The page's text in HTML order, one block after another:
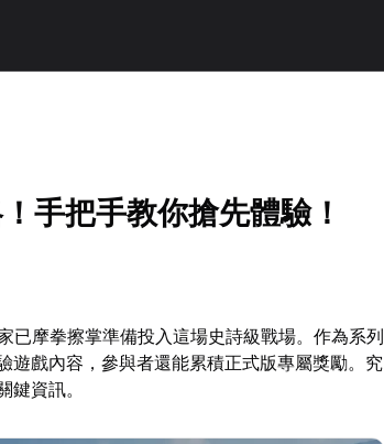
手把手教你搶先體驗！
已摩拳擦掌準備投入這場史詩級戰場。作為系列
遊戲內容，參與者還能累積正式版專屬獎勵。究
資訊。